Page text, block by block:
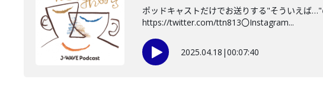
ポッドキャストだけでお送りする"そういえば
https://twitter.com/ttn813〇Instagram...
2025.04.18 |00:07:40